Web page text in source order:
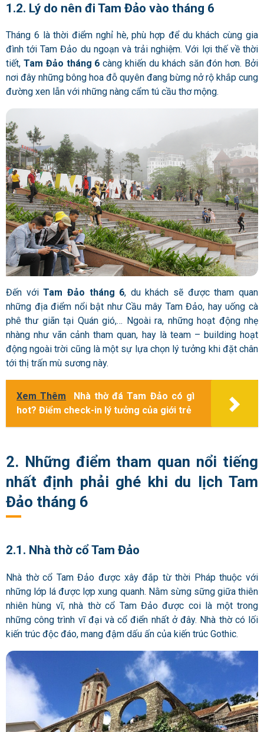
1.2. Lý do nên đi Tam Đảo vào tháng 6
Tháng 6 là thời điểm nghỉ hè, phù hợp để du khách cùng gia
đình tới Tam Đảo du ngoạn và trải nghiệm. Với lợi thế về thời
tiết, Tam Đảo tháng 6 càng khiến du khách săn đón hơn. Bởi
nơi đây những bông hoa đỗ quyên đang bừng nở rộ khắp cung
đường xen lẫn với những nàng cẩm tú cầu thơ mộng.
Đến vớiTam Đảo tháng 6, du khách sẽ được tham quan
những địa điểm nổi bật như Cầu mây Tam Đảo, hay uống cà
phê thư giãn tại Quán gió,… Ngoài ra, những hoạt động nhẹ
nhàng như vãn cảnh tham quan, hay là team – building hoạt
động ngoài trời cũng là một sự lựa chọn lý tưởng khi đặt chân
tới thị trấn mù sương này.
Xem Thêm
Nhà thờ đá Tam Đảo có gì
hot? Điểm check-in lý tưởng của giới trẻ
2. Những điểm tham quan nổi tiếng
nhất định phải ghé khi du lịch Tam
Đảo tháng 6
2.1. Nhà thờ cổ Tam Đảo
Nhà thờ cổ Tam Đảo được xây đắp từ thời Pháp thuộc với
những lớp lá được lợp xung quanh. Nằm sừng sững giữa thiên
nhiên hùng vĩ, nhà thờ cổ Tam Đảo được coi là một trong
những công trình vĩ đại và cổ điển nhất ở đây. Nhà thờ có lối
kiến trúc độc đáo, mang đậm dấu ấn của kiến trúc Gothic.